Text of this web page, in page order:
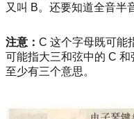
又叫 B。还要知道全音半
注意： C 这个字母既可能
可能指大三和弦中的 C
至少有三个意思。